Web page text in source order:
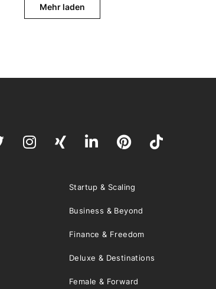
Mehr laden
Startup & Scaling
Business & Beyond
Finance & Freedom
Deluxe & Destinations
Female & Forward